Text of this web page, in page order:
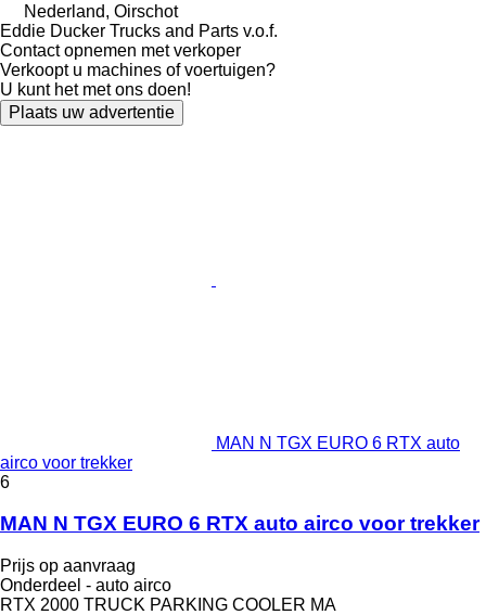
Nederland, Oirschot
Eddie Ducker Trucks and Parts v.o.f.
Contact opnemen met verkoper
Verkoopt u machines of voertuigen?
U kunt het met ons doen!
Plaats uw advertentie
MAN N TGX EURO 6 RTX auto
airco voor trekker
6
MAN N TGX EURO 6 RTX auto airco voor trekker
Prijs op aanvraag
Onderdeel - auto airco
RTX 2000 TRUCK PARKING COOLER MA